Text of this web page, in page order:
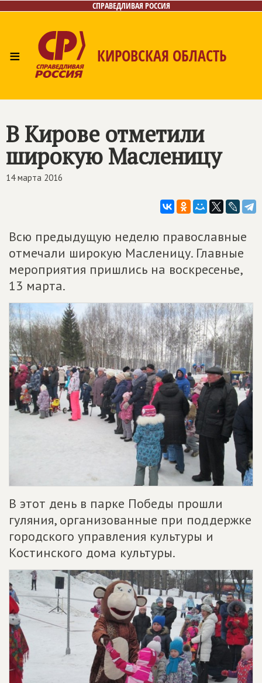
СПРАВЕДЛИВАЯ РОССИЯ
≡ КИРОВСКАЯ ОБЛАСТЬ
В Кирове отметили
широкую Масленицу
14 марта 2016
Всю предыдущую неделю православные
отмечали широкую Масленицу. Главные
мероприятия пришлись на воскресенье,
13 марта.
В этот день в парке Победы прошли
гуляния, организованные при поддержке
городского управления культуры и
Костинского дома культуры.